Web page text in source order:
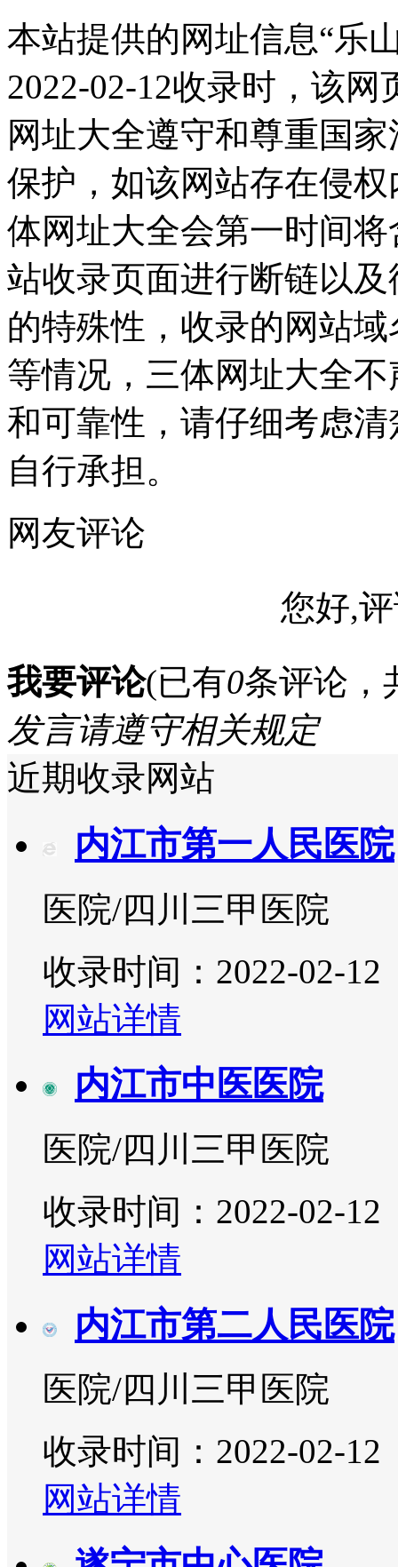
本站提供的网址信息“乐
2022-02-12收录时，该
网址大全遵守和尊重国
保护，如该网站存在侵
体网址大全会第一时间
站收录页面进行断链以
的特殊性，收录的网站
等情况，三体网址大全
和可靠性，请仔细考虑
自行承担。
网友评论
您好,
我要评论(已有0条评论，
发言请遵守相关规定
近期收录网站
内江市第一人民医院
医院/四川三甲医院
收录时间：2022-02-12
网站详情
内江市中医医院
医院/四川三甲医院
收录时间：2022-02-12
网站详情
内江市第二人民医院
医院/四川三甲医院
收录时间：2022-02-12
网站详情